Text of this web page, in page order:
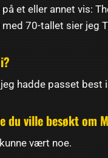
et eller annet vis:
70-tallet sier jeg
hadde passet best
du ville besøkt om
vært noe.